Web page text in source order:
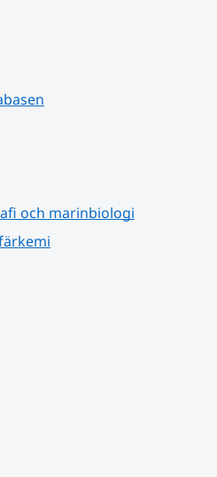
och marinbiologi